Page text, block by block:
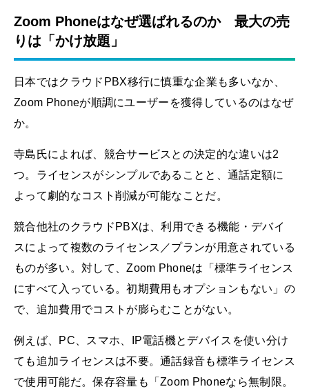
Zoom Phoneはなぜ選ばれるのか 最大の売
りは「かけ放題」
日本ではクラウドPBX移行に慎重な企業も多いなか、
Zoom Phoneが順調にユーザーを獲得しているのはなぜ
か。
寺島氏によれば、競合サービスとの決定的な違いは2
つ。ライセンスがシンプルであることと、通話定額に
よって劇的なコスト削減が可能なことだ。
競合他社のクラウドPBXは、利用できる機能・デバイ
スによって複数のライセンス／プランが用意されている
ものが多い。対して、Zoom Phoneは「標準ライセンス
にすべて入っている。初期費用もオプションもない」の
で、追加費用でコストが膨らむことがない。
例えば、PC、スマホ、IP電話機とデバイスを使い分け
ても追加ライセンスは不要。通話録音も標準ライセンス
で使用可能だ。保存容量も「Zoom Phoneなら無制限。